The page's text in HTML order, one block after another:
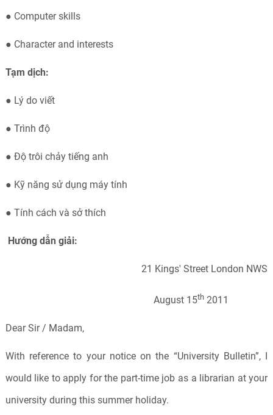
● Computer skills
● Character and interests
Tạm dịch:
● Lý do viết
● Trình độ
● Độ trôi chảy tiếng anh
● Kỹ năng sử dụng máy tính
● Tính cách và sở thích
Hướng dẫn giải:
21 Kings' Street London NWS
August 15th 2011
Dear Sir / Madam,
With reference to your notice on the “University Bulletin”, I
would like to apply for the part-time job as a librarian at your
university during this summer holiday.